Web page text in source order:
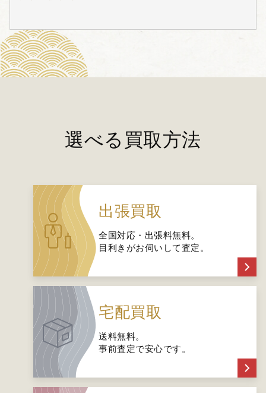
選べる買取方法
出張買取
全国対応・出張料無料。
目利きがお伺いして査定。
宅配買取
送料無料。
事前査定で安心です。